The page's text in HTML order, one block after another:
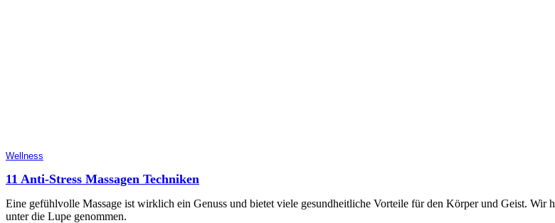
Wellness
11 Anti-Stress Massagen Techniken
Eine gefühlvolle Massage ist wirklich ein Genuss und bietet viele gesundheitliche Vorteile für den Körper und Geist. Wir
unter die Lupe genommen.